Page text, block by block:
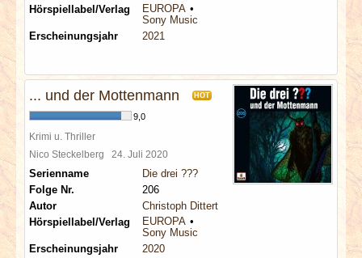
Hörspiellabel/Verlag
EUROPA
Sony Music
Erscheinungsjahr
2021
... und der Mottenmann HOT
9,0
Krimi u. Thriller
Nico Steckelberg 24. Juli 2020
Serienname
Die drei ???
Folge Nr.
206
Autor
Christoph Dittert
Hörspiellabel/Verlag
EUROPA
Sony Music
Erscheinungsjahr
2020